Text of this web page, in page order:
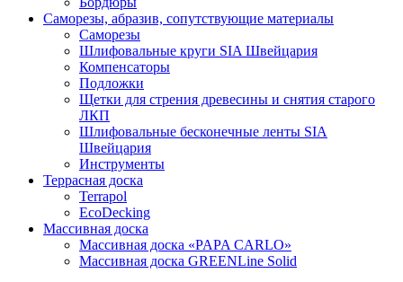
Саморезы, абразив, сопутствующие материалы
Саморезы
Шлифовальные круги SIA Швейцария
Компенсаторы
Подложки
Щетки для стрения древесины и снятия старого
ЛКП
Шлифовальные бесконечные ленты SIA
Швейцария
Инструменты
Террасная доска
Terrapol
EcoDecking
Массивная доска
Массивная доска «PAPA CARLO»
Массивная доска GREENLine Solid